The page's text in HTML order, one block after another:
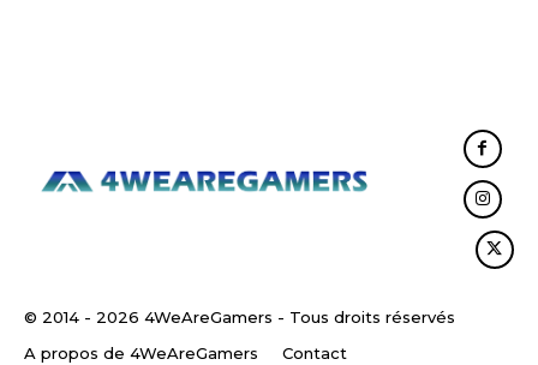
© 2014 - 2026 4WeAreGamers - Tous droits réservés
A propos de 4WeAreGamers
Contact